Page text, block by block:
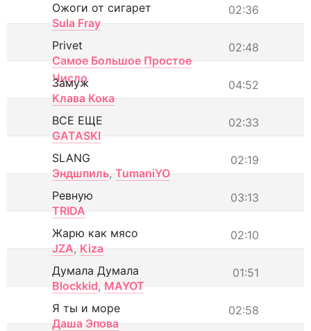
02:36
Ожоги от сигарет
Sula Fray
02:48
Privet
Самое Большое Простое
Число
04:52
Замуж
Клава Кока
02:33
ВСЕ ЕЩЕ
GATASKI
02:19
SLANG
Эндшпиль, TumaniYO
03:13
Ревную
TRIDA
02:10
Жарю как мясо
JZA, Kiza
01:51
Думала Думала
Blockkid, MAYOT
02:58
Я ты и море
Даша Эпова